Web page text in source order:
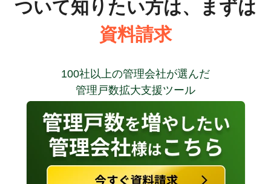
ついて知りたい方は、まずは
資料請求
100社以上の管理会社が選んだ
管理戸数拡大支援ツール